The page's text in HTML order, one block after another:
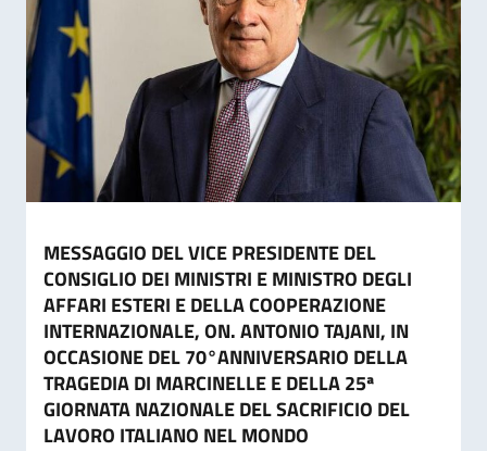
MESSAGGIO DEL VICE PRESIDENTE DEL
CONSIGLIO DEI MINISTRI E MINISTRO DEGLI
AFFARI ESTERI E DELLA COOPERAZIONE
INTERNAZIONALE, ON. ANTONIO TAJANI, IN
OCCASIONE DEL 70°ANNIVERSARIO DELLA
TRAGEDIA DI MARCINELLE E DELLA 25ª
GIORNATA NAZIONALE DEL SACRIFICIO DEL
LAVORO ITALIANO NEL MONDO